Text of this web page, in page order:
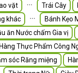
vặt ∙∙∙ Trái Cây
khác
∙∙∙ Bánh Kẹo
ăn Nước chấm Gia vị
Hàng Thực Phẩm Công
sóc Răng miệng